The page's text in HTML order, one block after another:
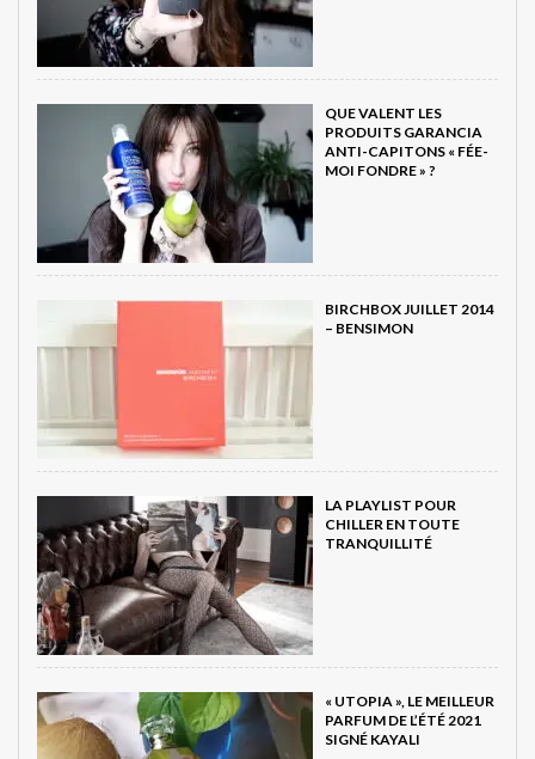
QUE VALENT LES
PRODUITS GARANCIA
ANTI-CAPITONS « FÉE-
MOI FONDRE » ?
BIRCHBOX JUILLET 2014
– BENSIMON
LA PLAYLIST POUR
CHILLER EN TOUTE
TRANQUILLITÉ
« UTOPIA », LE MEILLEUR
PARFUM DE L’ÉTÉ 2021
SIGNÉ KAYALI